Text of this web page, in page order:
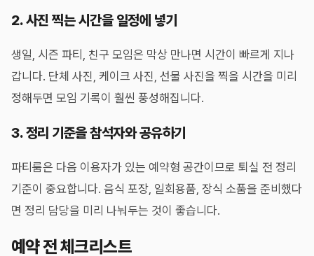
2. 사진 찍는 시간을 일정에 넣기
생일, 시즌 파티, 친구 모임은 막상 만나면 시간이 빠르게 지나
갑니다. 단체 사진, 케이크 사진, 선물 사진을 찍을 시간을 미리
정해두면 모임 기록이 훨씬 풍성해집니다.
3. 정리 기준을 참석자와 공유하기
파티룸은 다음 이용자가 있는 예약형 공간이므로 퇴실 전 정리
기준이 중요합니다. 음식 포장, 일회용품, 장식 소품을 준비했다
면 정리 담당을 미리 나눠두는 것이 좋습니다.
예약 전 체크리스트